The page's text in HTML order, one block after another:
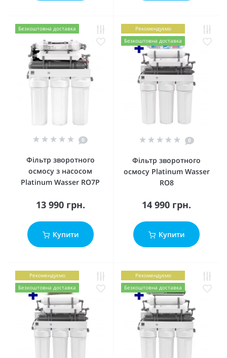
Безкоштовна доставка
0
Фільтр зворотного
осмосу з насосом
Platinum Wasser RO7P
13 990 грн.
Купити
Рекомендуємо
Безкоштовна доставка
0
Фільтр зворотного
осмосу Platinum Wasser
RO8
14 990 грн.
Купити
Рекомендуємо
Безкоштовна доставка
Рекомендуємо
Безкоштовна доставка